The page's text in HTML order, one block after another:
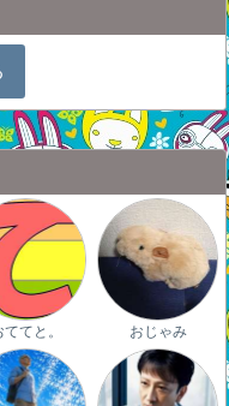
ててと。 おじゃみ